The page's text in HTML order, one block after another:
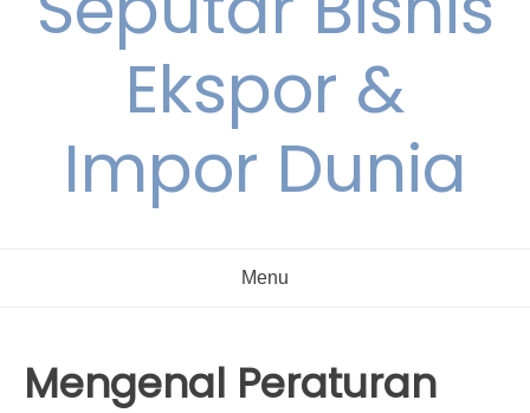
Ekspor &
Impor Dunia
Menu
Mengenal Peraturan